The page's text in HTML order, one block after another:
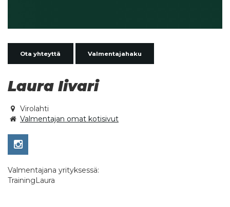
Ota yhteyttä Valmentajahaku
Laura Iivari
Virolahti
Valmentajan omat kotisivut
Valmentajana yrityksessä:
TrainingLaura